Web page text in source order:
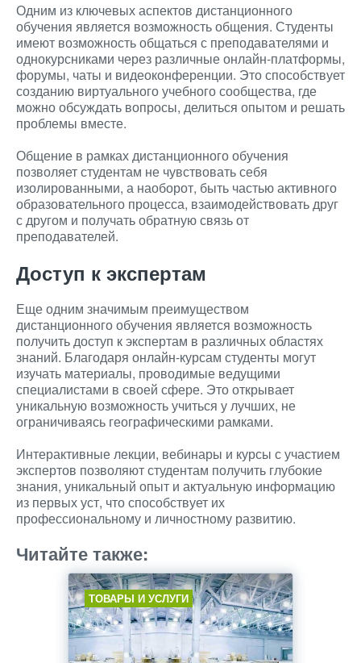
Одним из ключевых аспектов дистанционного
обучения является возможность общения. Студенты
имеют возможность общаться с преподавателями и
однокурсниками через различные онлайн-платформы,
форумы, чаты и видеоконференции. Это способствует
созданию виртуального учебного сообщества, где
можно обсуждать вопросы, делиться опытом и решать
проблемы вместе.
Общение в рамках дистанционного обучения
позволяет студентам не чувствовать себя
изолированными, а наоборот, быть частью активного
образовательного процесса, взаимодействовать друг
с другом и получать обратную связь от
преподавателей.
Доступ к экспертам
Еще одним значимым преимуществом
дистанционного обучения является возможность
получить доступ к экспертам в различных областях
знаний. Благодаря онлайн-курсам студенты могут
изучать материалы, проводимые ведущими
специалистами в своей сфере. Это открывает
уникальную возможность учиться у лучших, не
ограничиваясь географическими рамками.
Интерактивные лекции, вебинары и курсы с участием
экспертов позволяют студентам получить глубокие
знания, уникальный опыт и актуальную информацию
из первых уст, что способствует их
профессиональному и личностному развитию.
Читайте также:
ТОВАРЫ И УСЛУГИ